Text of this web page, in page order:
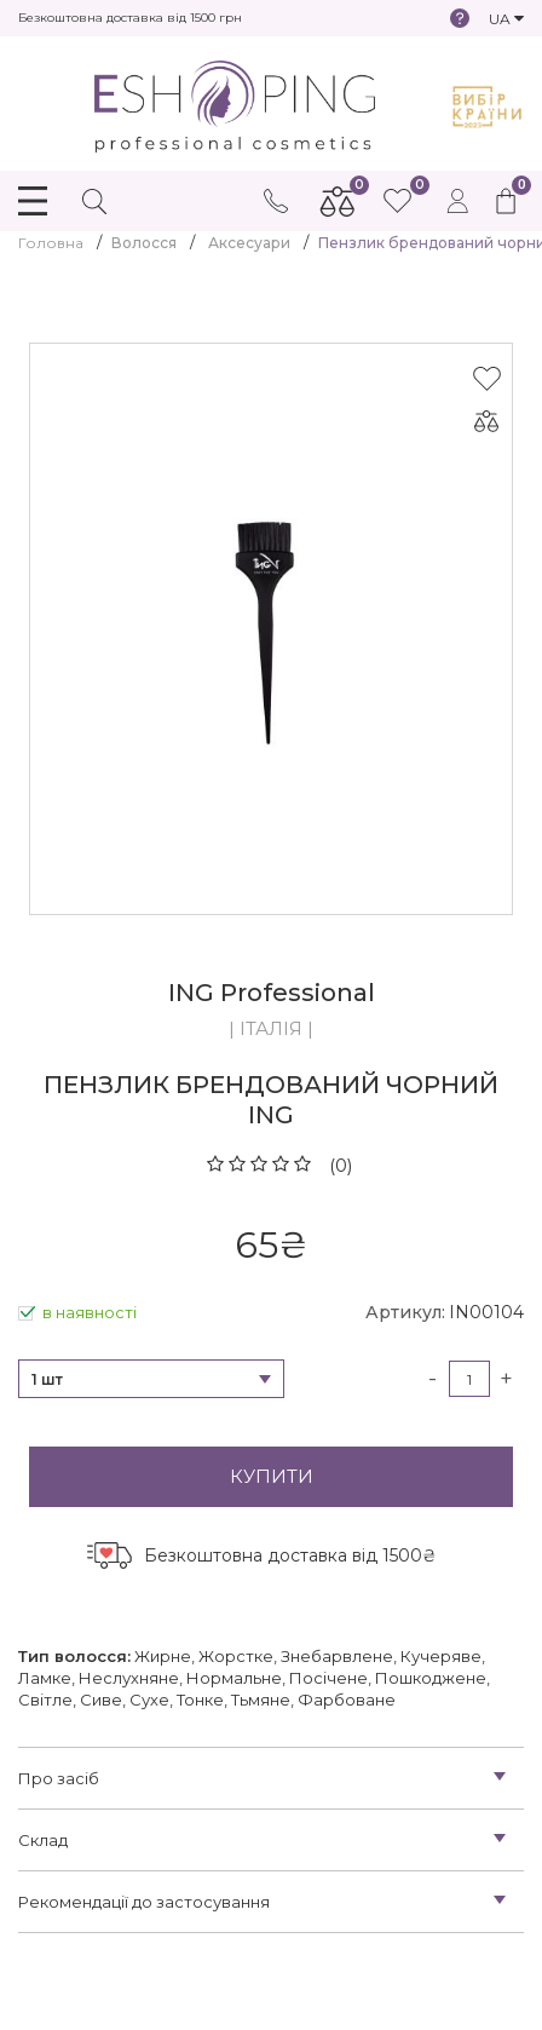
Безкоштовна доставка від 1500 грн UA
0
0 0
Головна Волосся Аксесуари Пензлик брендований
ING Professional
| ІТАЛІЯ |
ПЕНЗЛИК БРЕНДОВАНИЙ ЧОРНИЙ
ING
(0)
65₴
в наявності Артикул: IN00104
1 шт - +
КУПИТИ
Безкоштовна доставка від 1500₴
Тип волосся:Жирне, Жорстке, Знебарвлене, Кучеряве,
Ламке, Неслухняне, Нормальне, Посічене, Пошкоджене,
Світле, Сиве, Сухе, Тонке, Тьмяне, Фарбоване
Про засіб
Склад
Рекомендації до застосування